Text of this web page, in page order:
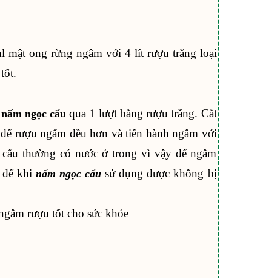
mật ong rừng ngâm với 4 lít rượu trắng loại
nấm ngọc cẩu qua 1 lượt bằng rượu trắng. Cắt
rượu ngấm đều hơn và tiến hành ngâm với
thường có nước ở trong vì vậy để ngâm
để khinấm ngọc cẩu sử dụng được không bị
rượu tốt cho sức khỏe